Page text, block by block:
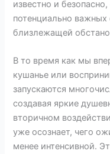
известно и
потенциально
близлежащей
В то время как мы
кушанье или
запускаются
создавая яркие
вторичном
уже осознает, чего
менее интенсивной.